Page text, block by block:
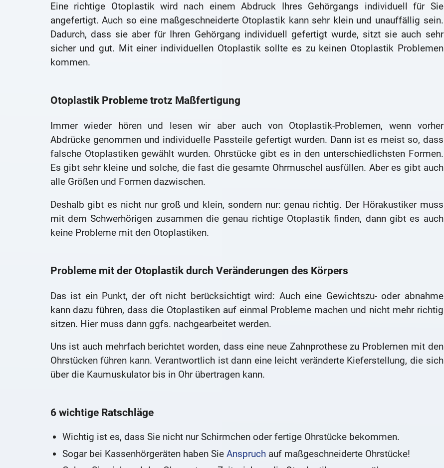
Eine richtige Otoplastik wird nach einem Abdruck Ihres Gehörgangs individuell für Sie
angefertigt. Auch so eine maßgeschneiderte Otoplastik kann sehr klein und unauffällig sein.
Dadurch, dass sie aber für Ihren Gehörgang individuell gefertigt wurde, sitzt sie auch sehr
sicher und gut. Mit einer individuellen Otoplastik sollte es zu keinen Otoplastik Problemen
kommen.
Otoplastik Probleme trotz Maßfertigung
Immer wieder hören und lesen wir aber auch von Otoplastik-Problemen, wenn vorher
Abdrücke genommen und individuelle Passteile gefertigt wurden. Dann ist es meist so, dass
falsche Otoplastiken gewählt wurden. Ohrstücke gibt es in den unterschiedlichsten Formen.
Es gibt sehr kleine und solche, die fast die gesamte Ohrmuschel ausfüllen. Aber es gibt auch
alle Größen und Formen dazwischen.
Deshalb gibt es nicht nur groß und klein, sondern nur: genau richtig. Der Hörakustiker muss
mit dem Schwerhörigen zusammen die genau richtige Otoplastik finden, dann gibt es auch
keine Probleme mit den Otoplastiken.
Probleme mit der Otoplastik durch Veränderungen des Körpers
Das ist ein Punkt, der oft nicht berücksichtigt wird: Auch eine Gewichtszu- oder abnahme
kann dazu führen, dass die Otoplastiken auf einmal Probleme machen und nicht mehr richtig
sitzen. Hier muss dann ggfs. nachgearbeitet werden.
Uns ist auch mehrfach berichtet worden, dass eine neue Zahnprothese zu Problemen mit den
Ohrstücken führen kann. Verantwortlich ist dann eine leicht veränderte Kieferstellung, die sich
über die Kaumuskulator bis in Ohr übertragen kann.
6 wichtige Ratschläge
Wichtig ist es, dass Sie nicht nur Schirmchen oder fertige Ohrstücke bekommen.
Sogar bei Kassenhörgeräten haben Sie Anspruchauf maßgeschneiderte Ohrstücke!